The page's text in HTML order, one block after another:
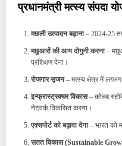
प्रधानमंत्री मत्स्य संपदा
मछली उत्पादन बढ़ाना– 2024-25
मछुआरों की आय दोगुनी करना–
प्रशिक्षण देना।
रोजगार सृजन– मत्स्य क्षेत्र में
इन्फ्रास्ट्रक्चर विकास– कोल्ड
नेटवर्क विकसित करना।
एक्सपोर्ट को बढ़ावा देना– भारत को
सतत विकास (Sustainable